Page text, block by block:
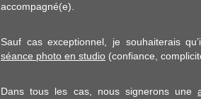
accompagné(e).
Sauf cas exceptionnel, je souhaiterais
séance photo en studio (confiance,
Dans tous les cas, nous signerons une